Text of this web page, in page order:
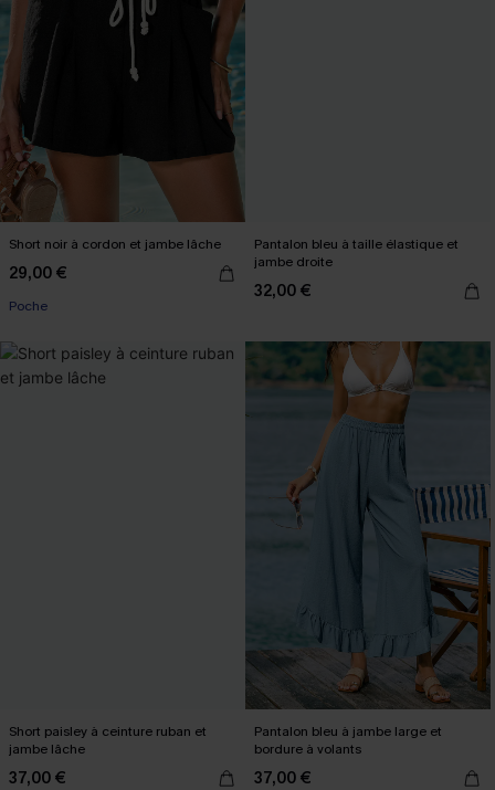
Short noir à cordon et jambe lâche
29,00 €
Poche
Pantalon bleu à taille élastique et
jambe droite
32,00 €
Short paisley à ceinture ruban et
jambe lâche
37,00 €
Pantalon bleu à jambe large et
bordure à volants
37,00 €